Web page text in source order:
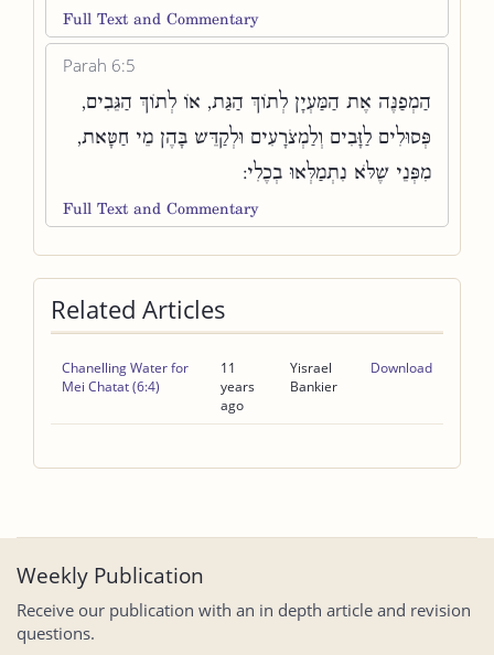
Full Text and Commentary
Parah 6:5
הַמְפַנֶּה אֶת הַמַּעְיָן לְתוֹךְ הַגַּת, אוֹ לְתוֹךְ הַגֵּבִים,
פְּסוּלִים לַזָּבִים וְלַמְצֹרָעִים וּלְקַדֵּשׁ בָּהֶן מֵי חַטָּאת,
מִפְּנֵי שֶׁלֹּא נִתְמַלְּאוּ בְכֶלִי:
Full Text and Commentary
Related Articles
Chanelling Water for
Mei Chatat (6:4)
11
years
ago
Yisrael
Bankier
Download
Weekly Publication
Receive our publication with an in depth article and revision
questions.